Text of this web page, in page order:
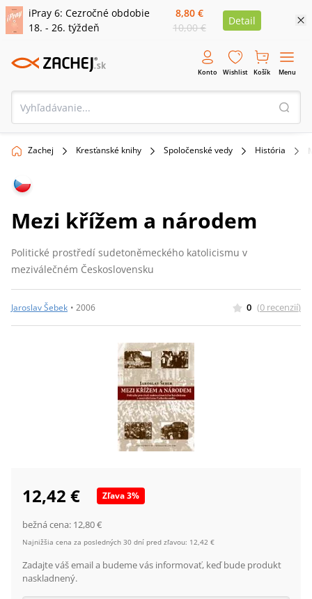
iPray 6: Cezročné obdobie
18. - 26. týždeň
8,80 €
10,00 €
Detail
Konto Wishlist Košík Menu
Zachej Kresťanské knihy Spoločenské vedy História
Mezi křížem a národem
Politické prostředí sudetoněmeckého katolicismu v
meziválečném Československu
Jaroslav Šebek • 2006 0 (0 recenzií)
12,42 € Zľava3%
bežná cena: 12,80 €
Najnižšia cena za posledných 30 dní pred zľavou: 12,42 €
Zadajte váš email a budeme vás informovať, keď bude produkt
naskladnený.